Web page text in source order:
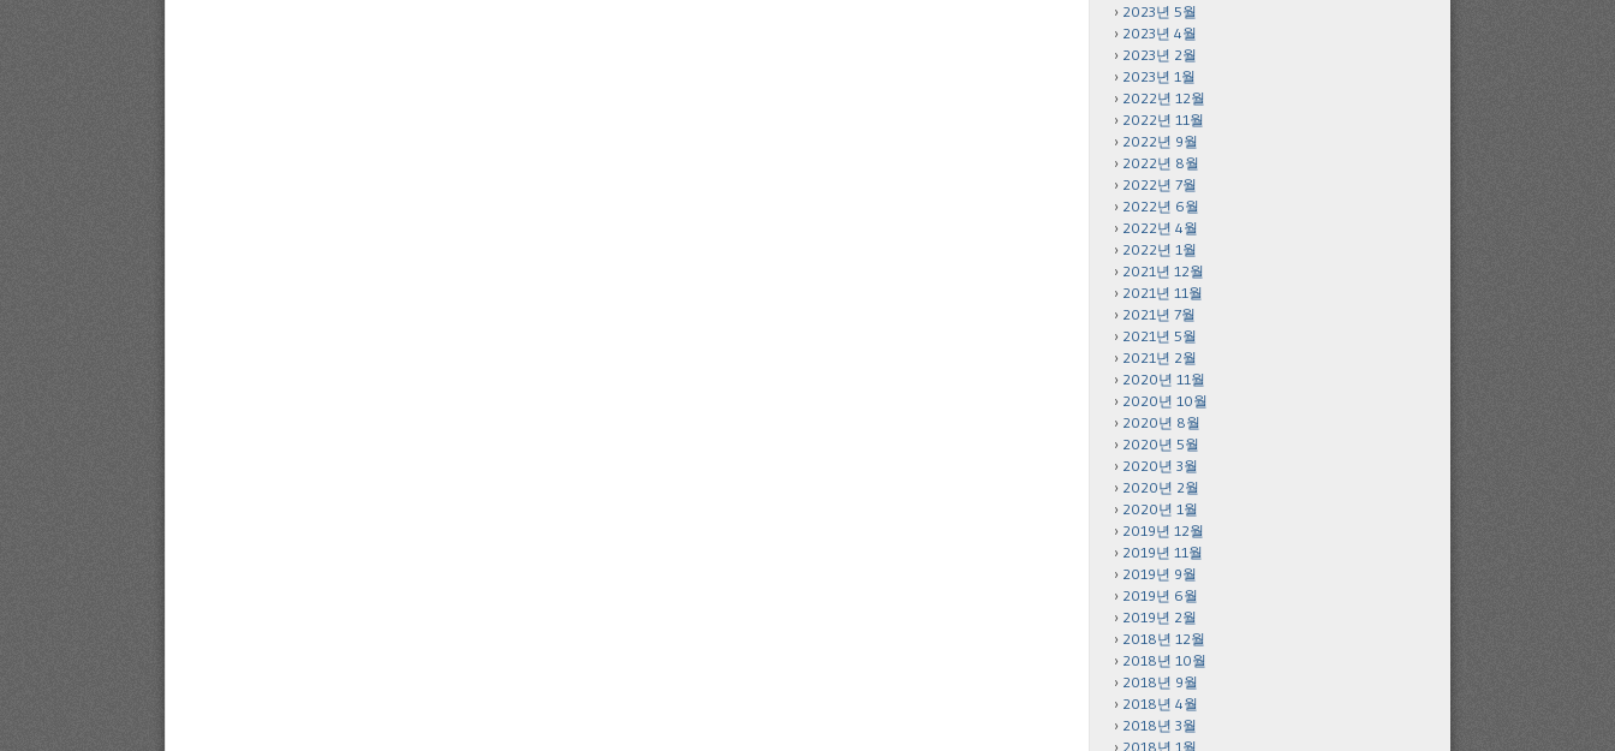
2023년 5월
2023년 4월
2023년 2월
2023년 1월
2022년 12월
2022년 11월
2022년 9월
2022년 8월
2022년 7월
2022년 6월
2022년 4월
2022년 1월
2021년 12월
2021년 11월
2021년 7월
2021년 5월
2021년 2월
2020년 11월
2020년 10월
2020년 8월
2020년 5월
2020년 3월
2020년 2월
2020년 1월
2019년 12월
2019년 11월
2019년 9월
2019년 6월
2019년 2월
2018년 12월
2018년 10월
2018년 9월
2018년 4월
2018년 3월
2018년 1월